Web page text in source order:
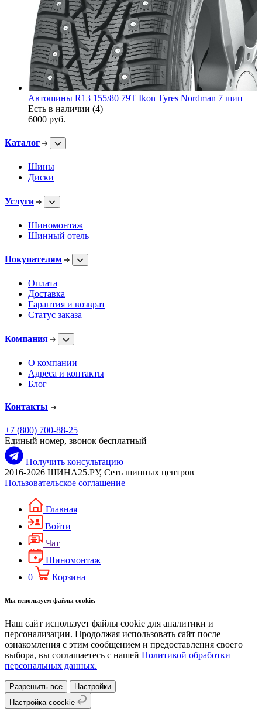
Автошины R13 155/80 79T Ikon Tyres Nordman 7 шип
Есть в наличии (4)
6000 руб.
Каталог
Шины
Диски
Услуги
Шиномонтаж
Шинный отель
Покупателям
Оплата
Доставка
Гарантия и возврат
Статус заказа
Компания
О компании
Адреса и контакты
Блог
Контакты
+7 (800) 700-88-25
Единый номер, звонок бесплатный
Получить консультацию
2016-2026 ШИНА25.РУ, Сеть шинных центров
Пользовательское соглашение
Главная
Войти
Чат
Шиномонтаж
0
Корзина
Мы используем файлы cookie.
Наш сайт использует файлы cookie для аналитики и
персонализации. Продолжая использовать сайт после
ознакомления с этим сообщением и предоставления своего
выбора, вы соглашаетесь с нашей Политикой обработки
персональных данных.
Разрешить все
Настройки
Настройка coockie